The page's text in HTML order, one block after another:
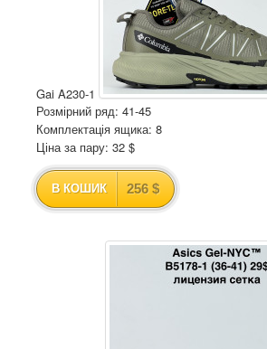
Gai A230-1
Розмірний ряд: 41-45
Комплектація ящика: 8
Ціна за пару: 32 $
В КОШИК 256 $